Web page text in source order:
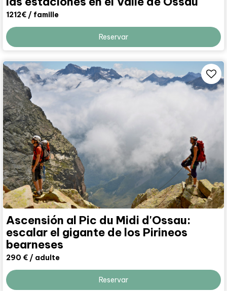
1212€ / famille
Reservar
Ascensión al Pic du Midi d'Ossau:
escalar el gigante de los Pirineos
bearneses
290 € / adulte
Reservar